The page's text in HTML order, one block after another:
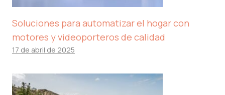
Soluciones para automatizar el hogar con
motores y videoporteros de calidad
17 de abril de 2025